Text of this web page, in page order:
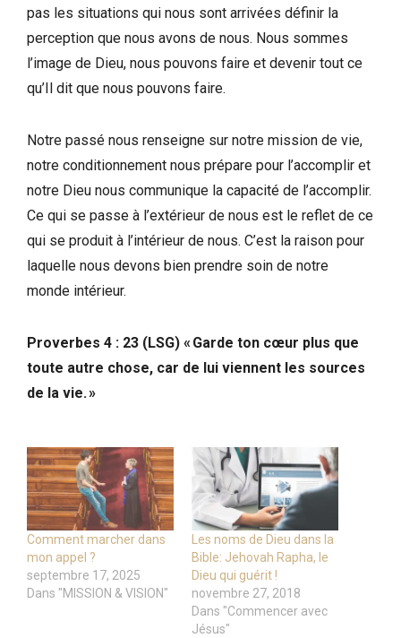
pas les situations qui nous sont arrivées définir la
perception que nous avons de nous. Nous sommes
l’image de Dieu, nous pouvons faire et devenir tout ce
qu’Il dit que nous pouvons faire.
Notre passé nous renseigne sur notre mission de vie,
notre conditionnement nous prépare pour l’accomplir et
notre Dieu nous communique la capacité de l’accomplir.
Ce qui se passe à l’extérieur de nous est le reflet de ce
qui se produit à l’intérieur de nous. C’est la raison pour
laquelle nous devons bien prendre soin de notre
monde intérieur.
Proverbes 4 : 23 (LSG) « Garde ton cœur plus que
toute autre chose, car de lui viennent les sources
de la vie. »
Comment marcher dans
mon appel ?
septembre 17, 2025
Dans "MISSION & VISION"
Les noms de Dieu dans la
Bible: Jehovah Rapha, le
Dieu qui guérit !
novembre 27, 2018
Dans "Commencer avec
Jésus"